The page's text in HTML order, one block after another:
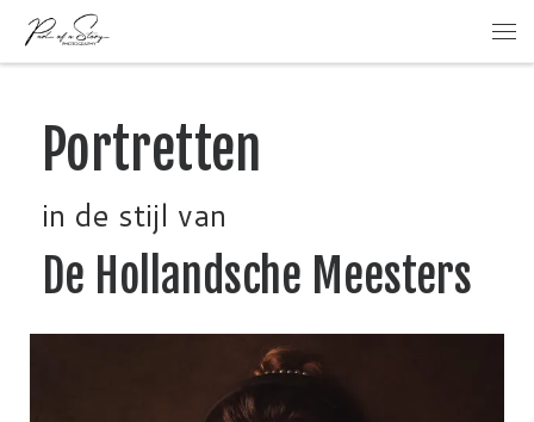
Ga naar inhoud
Portretten
in de stijl van
De Hollandsche Meesters